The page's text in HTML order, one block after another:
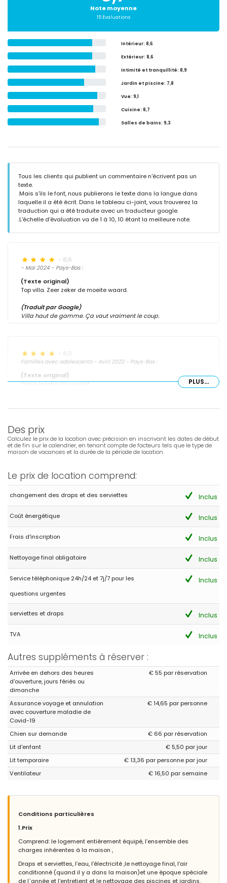
Note moyenne
15 Évaluations
Intérieur: 8,6
Extérieur: 8,6
Intimité et tranquillité: 8,9
Jardin et piscine: 7,8
Vue: 9,1
Cuisine: 8,7
Salles de bains: 9,3
Tous les clients qui publient un commentaire n'écrivent pas un
texte.
.Mais s'ils le font, nous publierons le texte dans la langue dans
laquelle il a été écrit. Dans le tableau ci-joint, vous trouverez la
traduction qui a été traduite avec un traducteur google.
.L'échelle d'évaluation va de 1 à 10, 10 étant la meilleure note.
- 8,6
- Mai 2024 - Pays-Bas :
(Texte original)
Top villa. Zeer zeker de moeite waard.
(Traduit par Google)
Villa haut de gamme. Ça vaut vraiment le coup.
- 8,0
Familles avec adolescents - Avril 2022 - Pays-Bas :
(Texte original)
Prima locatie, fijn verblijf
Très bien situé, bon séjour
- 10,0
- Septembre 2021 - Pays-Bas :
Prachtige villa van alle gemakken voorzien.
(Traduit par Google)
Couples d'âge mûr - Septembre 2019 - Allemagne :
(Texte original)
Top Villa mit allem was man sich wünscht
Top villa avec tout ce que vous pourriez souhaiter
Maison très agréable, chacun des couples peut avoir facilement
son indépendance.
PLUS...
Des prix
Calculez le prix de la location avec précision en inscrivant les dates de début
et de fin sur le calendrier, en tenant compte de facteurs tels que le type de
maison de vacances et la durée de la période de location.
Le prix de location comprend:
changement des draps et des serviettes Inclus
Coût énergétique Inclus
Frais d'inscription Inclus
Nettoyage final obligatoire Inclus
Service téléphonique 24h/24 et 7j/7 pour les
questions urgentes
Inclus
serviettes et draps Inclus
TVA Inclus
Autres suppléments à réserver :
Arrivée en dehors des heures
d'ouverture, jours fériés ou
dimanche
€ 55 par réservation
Assurance voyage et annulation
avec couverture maladie de
Covid-19
€ 14,65 par personne
Chien sur demande
€ 66 par réservation
Lit d'enfant
€ 5,50 par jour
Lit temporaire
€ 13,36 par personne par jour
Ventilateur
€ 16,50 par semaine
Conditions particulières
1.Prix
Comprend: le logement entièrement équipé, l’ensemble des
charges inhérentes à la maison ,
Draps et serviettes, l’eau, l’électricité ,le nettoyage final, l’air
conditionné (quand il y a dans la maison)et une époque spéciale
de l´année et l’entretient et le nettoyage des piscines et jardins.